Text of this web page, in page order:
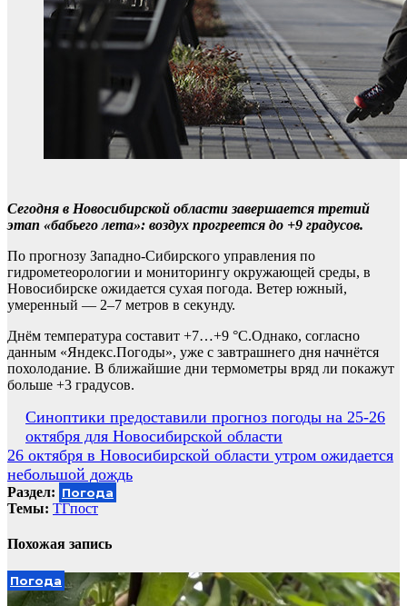
Сегодня в Новосибирской области завершается третий
этап «бабьего лета»: воздух прогреется до +9 градусов.
По прогнозу Западно-Сибирского управления по
гидрометеорологии и мониторингу окружающей среды, в
Новосибирске ожидается сухая погода. Ветер южный,
умеренный — 2–7 метров в секунду.
Днём температура составит +7…+9 °C.Однако, согласно
данным «Яндекс.Погоды», уже с завтрашнего дня начнётся
похолодание. В ближайшие дни термометры вряд ли покажут
больше +3 градусов.
Навигация
по
записям
Синоптики предоставили прогноз погоды на 25-26
октября для Новосибирской области
26 октября в Новосибирской области утром ожидается
небольшой дождь
Раздел: Погода
Темы: ТГпост
Похожая запись
Погода